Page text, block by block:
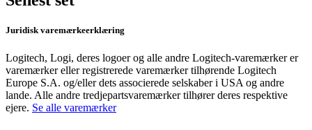
Juridisk varemærkeerklæring
Logitech, Logi, deres logoer og alle andre Logitech-varemærker er
varemærker eller registrerede varemærker tilhørende Logitech
Europe S.A. og/eller dets associerede selskaber i USA og andre
lande. Alle andre tredjepartsvaremærker tilhører deres respektive
ejere. Se alle varemærker